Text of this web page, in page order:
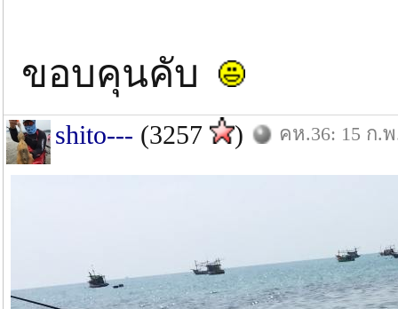
ขอบคุนคับ
shito--- (3257 ) คห.36: 15 ก.